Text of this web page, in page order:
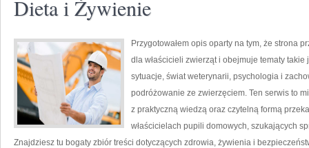
Dieta i Żywienie
Przygotowałem opis oparty na tym, że strona
dla właścicieli zwierząt i obejmuje tematy
sytuacje, świat weterynarii, psychologia i
podróżowanie ze zwierzęciem. Ten serwis to
z praktyczną wiedzą oraz czytelną formą
właścicielach pupili domowych, szukających
Znajdziesz tu bogaty zbiór treści dotyczących zdrowia, żywienia i